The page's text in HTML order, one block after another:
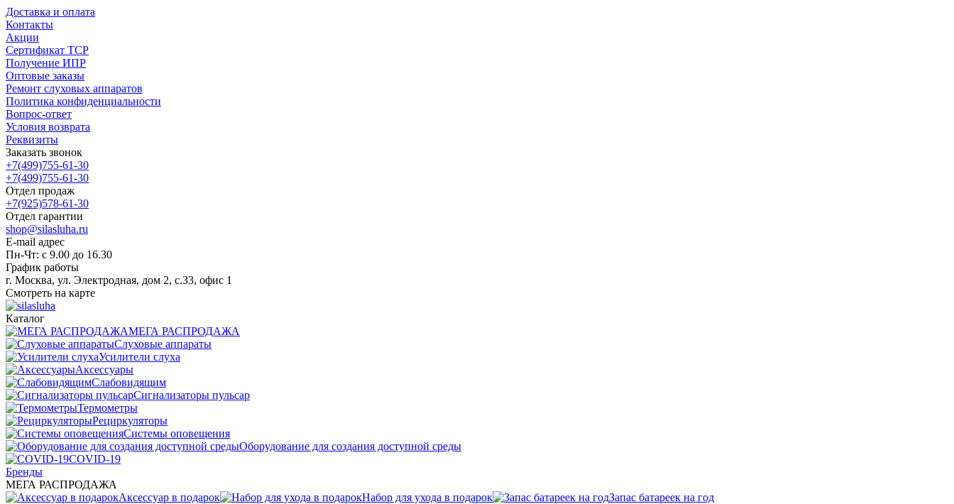
Доставка и оплата
Контакты
Акции
Сертификат ТСР
Получение ИПР
Оптовые заказы
Ремонт слуховых аппаратов
Политика конфиденциальности
Вопрос-ответ
Условия возврата
Реквизиты
Заказать звонок
+7(499)755-61-30
+7(499)755-61-30
Отдел продаж
+7(925)578-61-30
Отдел гарантии
shop@silasluha.ru
E-mail адрес
Пн-Чт: с 9.00 до 16.30
График работы
г. Москва, ул. Электродная, дом 2, с.33, офис 1
Смотреть на карте
Каталог
МЕГА РАСПРОДАЖА
Слуховые аппараты
Усилители слуха
Аксессуары
Слабовидящим
Сигнализаторы пульсар
Термометры
Рециркуляторы
Cистемы оповещения
Оборудование для создания доступной среды
COVID-19
Бренды
МЕГА РАСПРОДАЖА
Аксессуар в подарок
Набор для ухода в подарок
Запас батареек на год